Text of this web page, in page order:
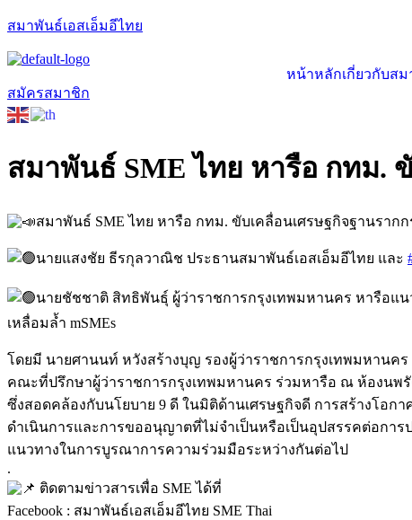
สมาพันธ์เอสเอ็มอีไทย
หน้าหลักเกี่ยวกับส
สมัครสมาชิก
สมาพันธ์ SME ไทย หารือ กทม.
สมาพันธ์ SME ไทย หารือ กทม. ขับเคลื่อนเศรษฐกิจฐานราก
นายแสงชัย ธีรกุลวาณิช ประธานสมาพันธ์เอสเอ็มอีไทย และ
นายชัชชาติ สิทธิพันธุ์ ผู้ว่าราชการกรุงเทพมหานคร หารือแ
เหลื่อมล้ำ mSMEs
โดยมี นายศานนท์ หวังสร้างบุญ รองผู้ว่าราชการกรุงเทพมหาน
คณะที่ปรึกษาผู้ว่าราชการกรุงเทพมหานคร ร่วมหารือ ณ ห้องนพ
ซึ่งสอดคล้องกับนโยบาย 9 ดี ในมิติด้านเศรษฐกิจดี การสร้างโอก
ดำเนินการและการขออนุญาตที่ไม่จำเป็นหรือเป็นอุปสรรคต่อกา
แนวทางในการบูรณาการความร่วมมือระหว่างกันต่อไป
.
ติดตามข่าวสารเพื่อ SME ได้ที่
Facebook : สมาพันธ์เอสเอ็มอีไทย SME Thai